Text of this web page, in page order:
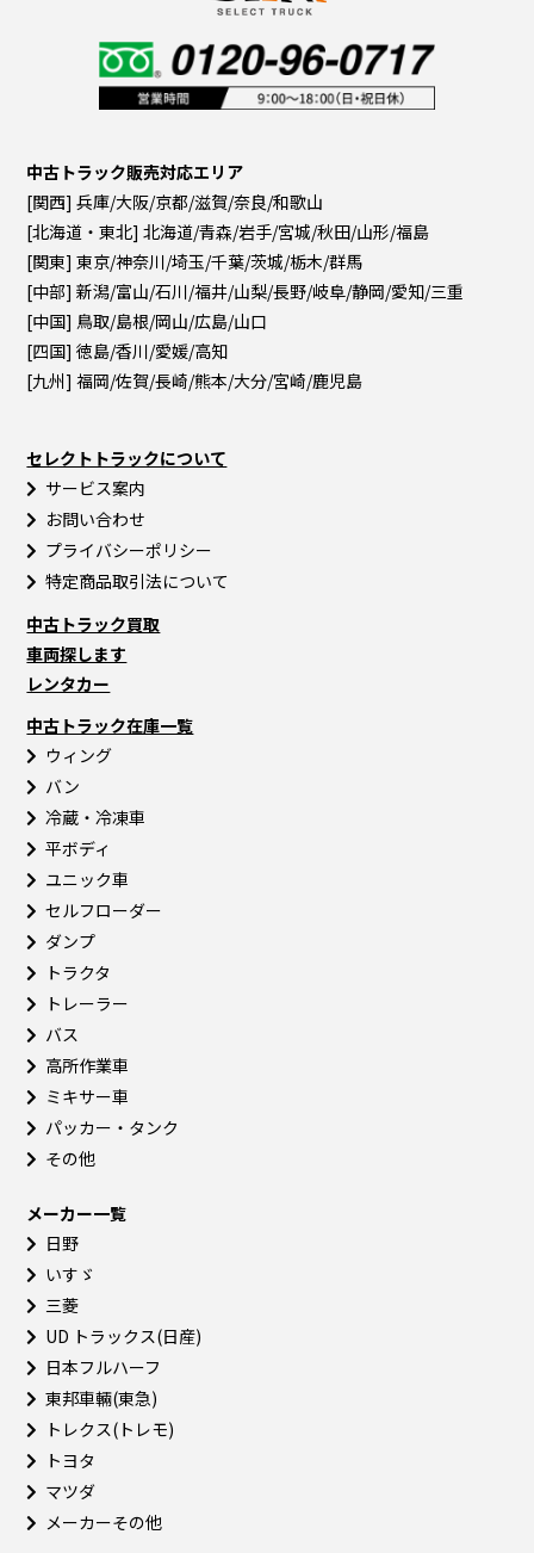
中古トラック販売対応エリア
[関西] 兵庫/大阪/京都/滋賀/奈良/和歌山
[北海道・東北] 北海道/青森/岩手/宮城/秋田/山形/福島
[関東] 東京/神奈川/埼玉/千葉/茨城/栃木/群馬
[中部] 新潟/富山/石川/福井/山梨/長野/岐阜/静岡/愛知/三重
[中国] 鳥取/島根/岡山/広島/山口
[四国] 徳島/香川/愛媛/高知
[九州] 福岡/佐賀/長崎/熊本/大分/宮崎/鹿児島
セレクトトラックについて
サービス案内
お問い合わせ
プライバシーポリシー
特定商品取引法について
中古トラック買取
車両探します
レンタカー
中古トラック在庫一覧
ウィング
バン
冷蔵・冷凍車
平ボディ
ユニック車
セルフローダー
ダンプ
トラクタ
トレーラー
バス
高所作業車
ミキサー車
パッカー・タンク
その他
メーカー一覧
日野
いすゞ
三菱
UD トラックス(日産)
日本フルハーフ
東邦車輛(東急)
トレクス(トレモ)
トヨタ
マツダ
メーカーその他